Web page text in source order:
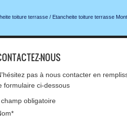
toiture terrasse / Etancheite toiture terrasse
NOUS
pas à nous contacter en
formulaire ci-dessous
champ obligatoire
*